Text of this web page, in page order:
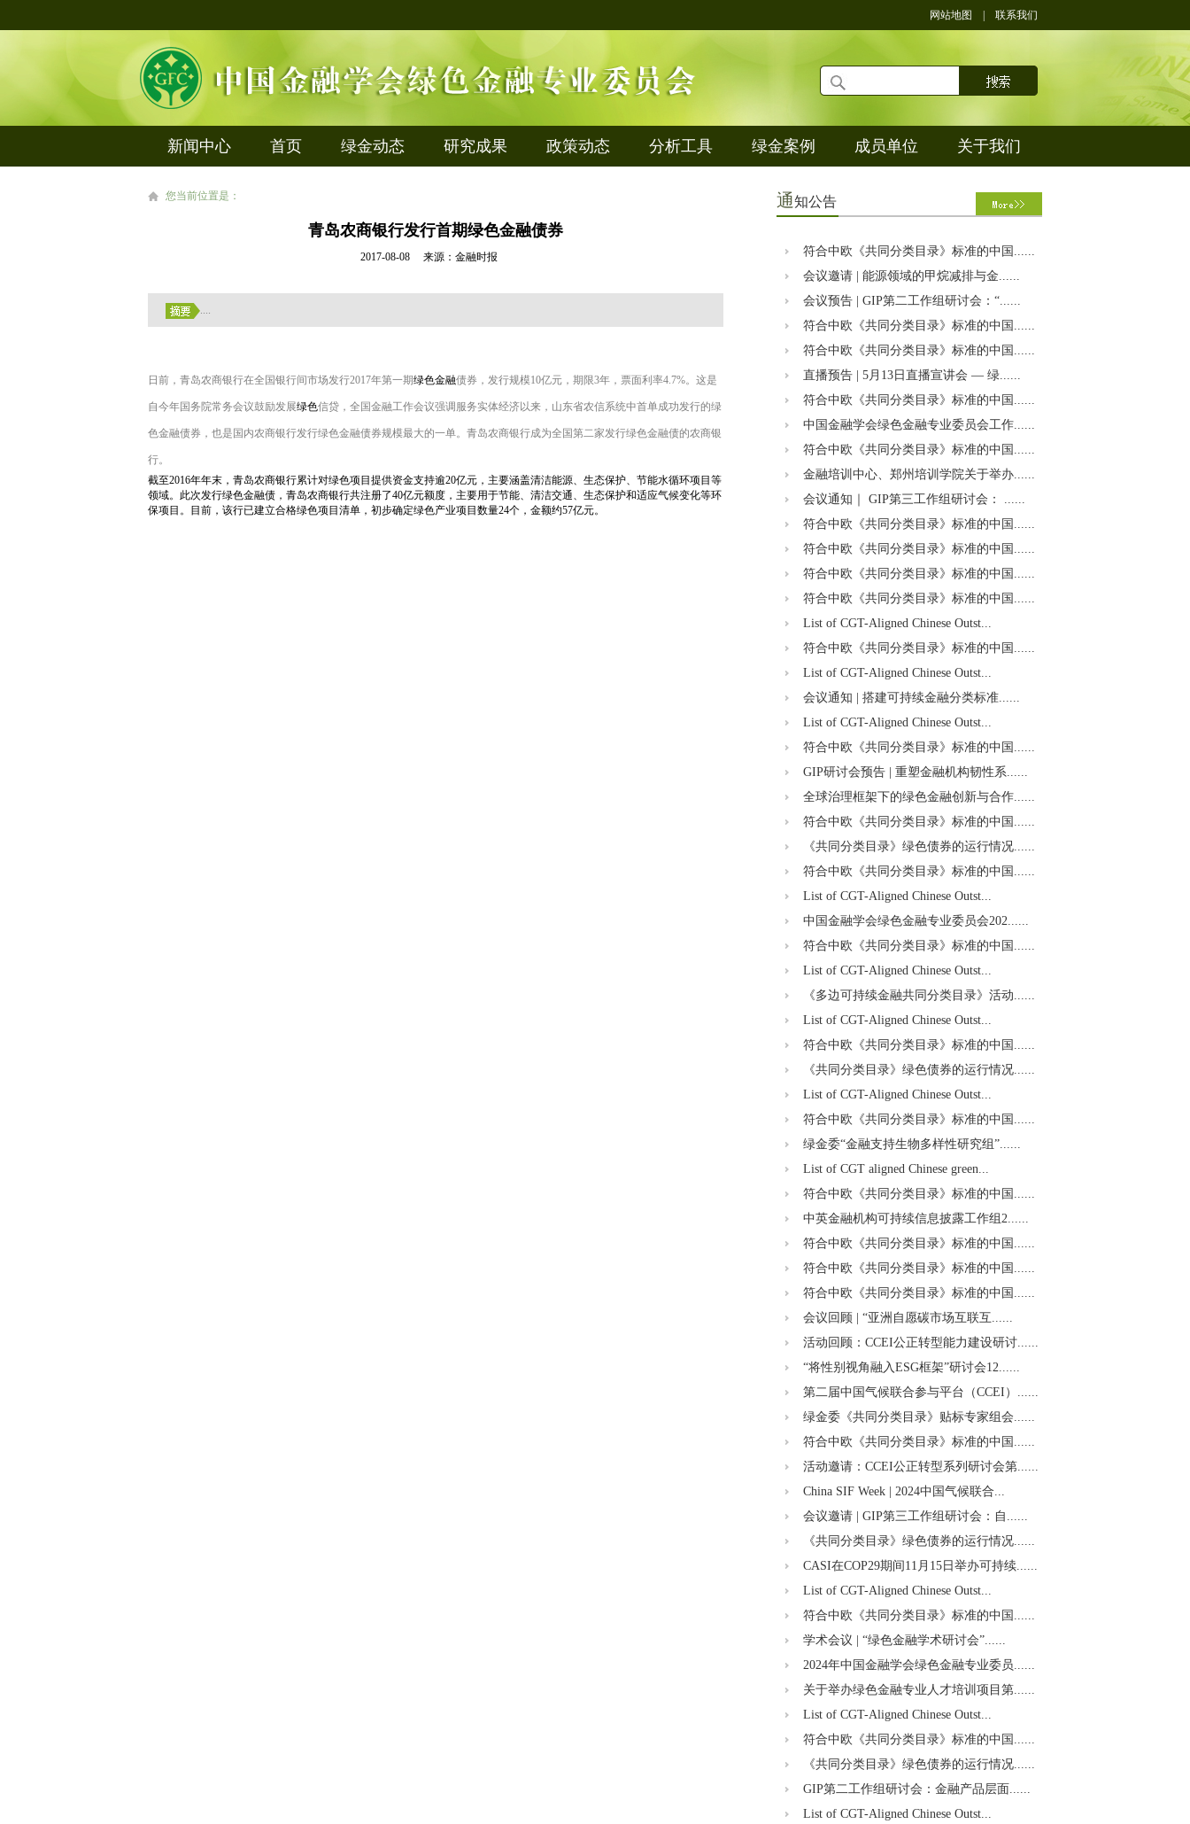
网站地图 联系我们
新闻中心 首页 绿金动态 研究成果 政策动态 分析工具 绿金案例 成员单位 关于我们
您当前位置是：
青岛农商银行发行首期绿色金融债券
2017-08-08 来源：金融时报
....
日前，青岛农商银行在全国银行间市场发行2017年第一期绿色金融债券，发行规模10亿元，期限3年，票面利率4.7%。这是
自今年国务院常务会议鼓励发展绿色信贷，全国金融工作会议强调服务实体经济以来，山东省农信系统中首单成功发行的绿
色金融债券，也是国内农商银行发行绿色金融债券规模最大的一单。青岛农商银行成为全国第二家发行绿色金融债的农商银
行。
截至2016年年末，青岛农商银行累计对绿色项目提供资金支持逾20亿元，主要涵盖清洁能源、生态保护、节能水循环项目等
领域。此次发行绿色金融债，青岛农商银行共注册了40亿元额度，主要用于节能、清洁交通、生态保护和适应气候变化等环
保项目。目前，该行已建立合格绿色项目清单，初步确定绿色产业项目数量24个，金额约57亿元。
通知公告
符合中欧《共同分类目录》标准的中国......
会议邀请 | 能源领域的甲烷减排与金......
会议预告 | GIP第二工作组研讨会：“......
符合中欧《共同分类目录》标准的中国......
符合中欧《共同分类目录》标准的中国......
直播预告 | 5月13日直播宣讲会 — 绿......
符合中欧《共同分类目录》标准的中国......
中国金融学会绿色金融专业委员会工作......
符合中欧《共同分类目录》标准的中国......
金融培训中心、郑州培训学院关于举办......
会议通知｜ GIP第三工作组研讨会： ......
符合中欧《共同分类目录》标准的中国......
符合中欧《共同分类目录》标准的中国......
符合中欧《共同分类目录》标准的中国......
符合中欧《共同分类目录》标准的中国......
List of CGT-Aligned Chinese Outst...
符合中欧《共同分类目录》标准的中国......
List of CGT-Aligned Chinese Outst...
会议通知 | 搭建可持续金融分类标准......
List of CGT-Aligned Chinese Outst...
符合中欧《共同分类目录》标准的中国......
GIP研讨会预告 | 重塑金融机构韧性系......
全球治理框架下的绿色金融创新与合作......
符合中欧《共同分类目录》标准的中国......
《共同分类目录》绿色债券的运行情况......
符合中欧《共同分类目录》标准的中国......
List of CGT-Aligned Chinese Outst...
中国金融学会绿色金融专业委员会202......
符合中欧《共同分类目录》标准的中国......
List of CGT-Aligned Chinese Outst...
《多边可持续金融共同分类目录》活动......
List of CGT-Aligned Chinese Outst...
符合中欧《共同分类目录》标准的中国......
《共同分类目录》绿色债券的运行情况......
List of CGT-Aligned Chinese Outst...
符合中欧《共同分类目录》标准的中国......
绿金委“金融支持生物多样性研究组”......
List of CGT aligned Chinese green...
符合中欧《共同分类目录》标准的中国......
中英金融机构可持续信息披露工作组2......
符合中欧《共同分类目录》标准的中国......
符合中欧《共同分类目录》标准的中国......
符合中欧《共同分类目录》标准的中国......
会议回顾 | “亚洲自愿碳市场互联互......
活动回顾：CCEI公正转型能力建设研讨......
“将性别视角融入ESG框架”研讨会12......
第二届中国气候联合参与平台（CCEI）......
绿金委《共同分类目录》贴标专家组会......
符合中欧《共同分类目录》标准的中国......
活动邀请：CCEI公正转型系列研讨会第......
China SIF Week | 2024中国气候联合...
会议邀请 | GIP第三工作组研讨会：自......
《共同分类目录》绿色债券的运行情况......
CASI在COP29期间11月15日举办可持续......
List of CGT-Aligned Chinese Outst...
符合中欧《共同分类目录》标准的中国......
学术会议 | “绿色金融学术研讨会”......
2024年中国金融学会绿色金融专业委员......
关于举办绿色金融专业人才培训项目第......
List of CGT-Aligned Chinese Outst...
符合中欧《共同分类目录》标准的中国......
《共同分类目录》绿色债券的运行情况......
GIP第二工作组研讨会：金融产品层面......
List of CGT-Aligned Chinese Outst...